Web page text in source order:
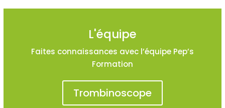
L'équipe
Faites connaissances avec l’équipe Pep’s
Formation
Trombinoscope